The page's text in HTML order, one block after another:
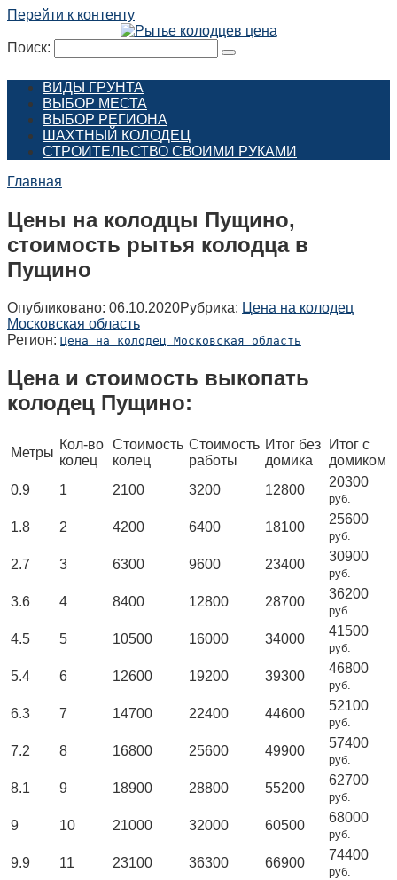
Перейти к контенту
Поиск:
ВИДЫ ГРУНТА
ВЫБОР МЕСТА
ВЫБОР РЕГИОНА
ШАХТНЫЙ КОЛОДЕЦ
СТРОИТЕЛЬСТВО СВОИМИ РУКАМИ
Главная
Цены на колодцы Пущино,
стоимость рытья колодца в
Пущино
Опубликовано: 06.10.2020Рубрика: Цена на колодец
Московская область
Регион: Цена на колодец Московская область
Цена и стоимость выкопать
колодец Пущино:
Метры
Кол-во
колец
Стоимость
колец
Стоимость
работы
Итог без
домика
Итог с
домиком
0.9
1 2100 3200 12800
20300
руб.
1.8 2 4200 6400 18100
25600
руб.
2.7 3 6300 9600 23400
30900
руб.
3.6 4 8400 12800 28700
36200
руб.
4.5 5 10500 16000 34000
41500
руб.
5.4 6 12600 19200 39300
46800
руб.
6.3 7 14700 22400 44600
52100
руб.
7.2 8 16800 25600 49900
57400
руб.
8.1 9 18900 28800 55200
62700
руб.
9 10 21000 32000 60500
68000
руб.
9.9 11 23100 36300 66900
74400
руб.